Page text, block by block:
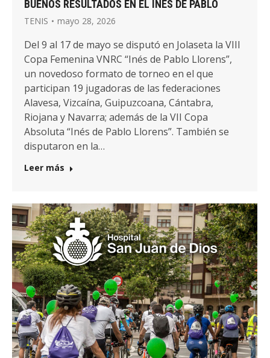
BUENOS RESULTADOS EN EL INÉS DE PABLO
TENIS mayo 28, 2026
Del 9 al 17 de mayo se disputó en Jolaseta la VIII
Copa Femenina VNRC “Inés de Pablo Llorens”,
un novedoso formato de torneo en el que
participan 19 jugadoras de las federaciones
Alavesa, Vizcaína, Guipuzcoana, Cántabra,
Riojana y Navarra; además de la VII Copa
Absoluta “Inés de Pablo Llorens”. También se
disputaron en la…
Leer más